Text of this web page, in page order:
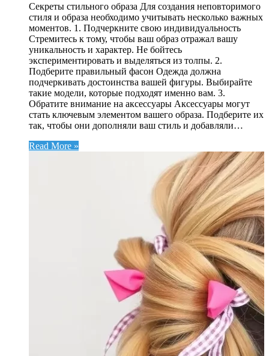
Секреты стильного образа Для создания неповторимого
стиля и образа необходимо учитывать несколько важных
моментов. 1. Подчеркните свою индивидуальность
Стремитесь к тому, чтобы ваш образ отражал вашу
уникальность и характер. Не бойтесь
экспериментировать и выделяться из толпы. 2.
Подберите правильный фасон Одежда должна
подчеркивать достоинства вашей фигуры. Выбирайте
такие модели, которые подходят именно вам. 3.
Обратите внимание на аксессуары Аксессуары могут
стать ключевым элементом вашего образа. Подберите их
так, чтобы они дополняли ваш стиль и добавляли…
Read More »